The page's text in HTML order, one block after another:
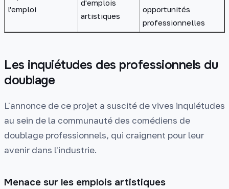
l'emploi
d'emplois
artistiques
opportunités
professionnelles
Les inquiétudes des professionnels du
doublage
L'annonce de ce projet a suscité de vives inquiétudes
au sein de la communauté des comédiens de
doublage professionnels, qui craignent pour leur
avenir dans l'industrie.
Menace sur les emplois artistiques